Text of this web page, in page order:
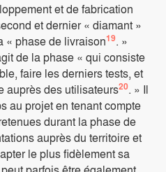
et de fabrication
et dernier « diamant »
« phase de livraison19. »
de la phase « qui consiste
faire les derniers tests, et
auprès des utilisateurs20. » Il
au projet en tenant compte
durant la phase de
auprès du territoire et
le plus fidèlement sa